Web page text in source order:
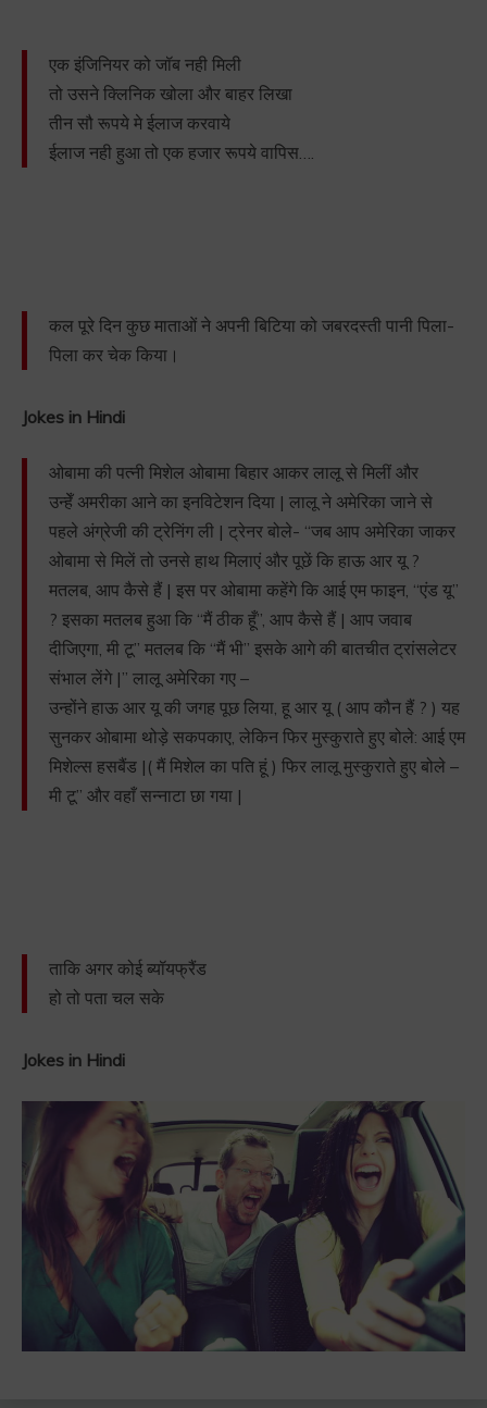
एक इंजिनियर को जॉब नही मिली
तो उसने क्लिनिक खोला और बाहर लिखा
तीन सौ रूपये मे ईलाज करवाये
ईलाज नही हुआ तो एक हजार रूपये वापिस….
कल पूरे दिन कुछ माताओं ने अपनी बिटिया को जबरदस्ती पानी पिला-
पिला कर चेक किया।
Jokes in Hindi
ओबामा की पत्नी मिशेल ओबामा बिहार आकर लालू से मिलीं और
उन्हेँ अमरीका आने का इनविटेशन दिया | लालू ने अमेरिका जाने से
पहले अंग्रेजी की ट्रेनिंग ली | ट्रेनर बोले- “जब आप अमेरिका जाकर
ओबामा से मिलें तो उनसे हाथ मिलाएं और पूछें कि हाऊ आर यू ?
मतलब, आप कैसे हैं | इस पर ओबामा कहेंगे कि आई एम फाइन, “एंड यू”
? इसका मतलब हुआ कि “मैं ठीक हूँ”, आप कैसे हैं | आप जवाब
दीजिएगा, मी टू” मतलब कि “मैं भी” इसके आगे की बातचीत ट्रांसलेटर
संभाल लेंगे |” लालू अमेरिका गए –
उन्होंने हाऊ आर यू की जगह पूछ लिया, हू आर यू ( आप कौन हैं ? ) यह
सुनकर ओबामा थोड़े सकपकाए, लेकिन फिर मुस्कुराते हुए बोले: आई एम
मिशेल्स हसबैंड |( मैं मिशेल का पति हूं ) फिर लालू मुस्कुराते हुए बोले –
मी टू” और वहाँ सन्नाटा छा गया |
ताकि अगर कोई ब्यॉयफ्रैंड
हो तो पता चल सके
Jokes in Hindi